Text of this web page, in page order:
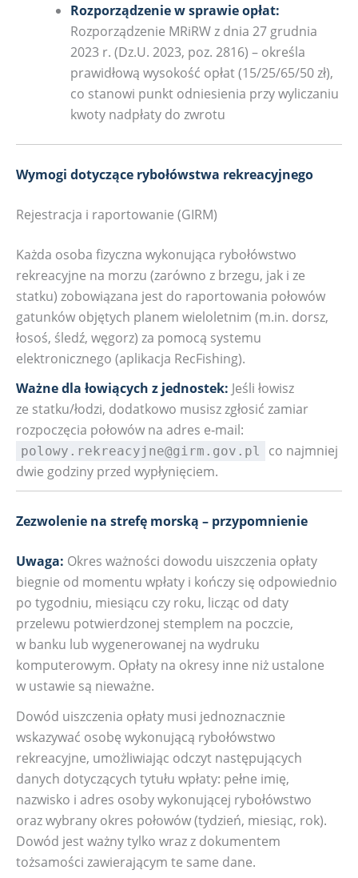
Rozporządzenie w sprawie opłat:
Rozporządzenie MRiRW z dnia 27 grudnia
2023 r. (Dz.U. 2023, poz. 2816) – określa
prawidłową wysokość opłat (15/25/65/50 zł),
co stanowi punkt odniesienia przy wyliczaniu
kwoty nadpłaty do zwrotu
Wymogi dotyczące rybołówstwa rekreacyjnego
Rejestracja i raportowanie (GIRM)
Każda osoba fizyczna wykonująca rybołówstwo
rekreacyjne na morzu (zarówno z brzegu, jak i ze
statku) zobowiązana jest do raportowania połowów
gatunków objętych planem wieloletnim (m.in. dorsz,
łosoś, śledź, węgorz) za pomocą systemu
elektronicznego (aplikacja RecFishing).
Ważne dla łowiących z jednostek: Jeśli łowisz
ze statku/łodzi, dodatkowo musisz zgłosić zamiar
rozpoczęcia połowów na adres e‑mail:
polowy.rekreacyjne@girm.gov.pl
co najmniej
dwie godziny przed wypłynięciem.
Zezwolenie na strefę morską – przypomnienie
Uwaga: Okres ważności dowodu uiszczenia opłaty
biegnie od momentu wpłaty i kończy się odpowiednio
po tygodniu, miesiącu czy roku, licząc od daty
przelewu potwierdzonej stemplem na poczcie,
w banku lub wygenerowanej na wydruku
komputerowym. Opłaty na okresy inne niż ustalone
w ustawie są nieważne.
Dowód uiszczenia opłaty musi jednoznacznie
wskazywać osobę wykonującą rybołówstwo
rekreacyjne, umożliwiając odczyt następujących
danych dotyczących tytułu wpłaty: pełne imię,
nazwisko i adres osoby wykonującej rybołówstwo
oraz wybrany okres połowów (tydzień, miesiąc, rok).
Dowód jest ważny tylko wraz z dokumentem
tożsamości zawierającym te same dane.